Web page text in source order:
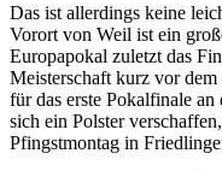
Das ist allerdings keine
Vorort von Weil ist ein
Europapokal zuletzt das
Meisterschaft kurz vor
für das erste Pokalfinale
sich ein Polster
Pfingstmontag in